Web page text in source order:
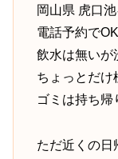
岡山県 虎口
電話予約で
飲水は無いが
ちょっとだけ
ゴミは持ち帰
ただ近くの日